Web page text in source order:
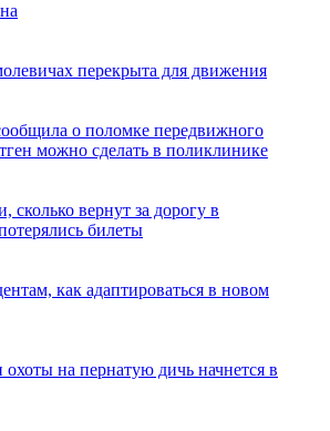
перекрыта для движения
о поломке передвижного
можно сделать в поликлинике
сколько вернут за дорогу в
билеты
как адаптироваться в новом
охоты на пернатую дичь начнется в